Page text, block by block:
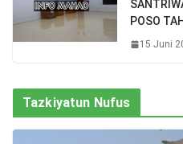
POSO
15 Juni
Tazkiyatun Nufus